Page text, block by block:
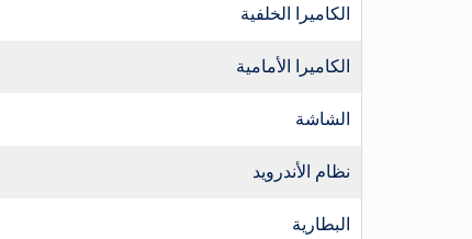
الكاميرا الخلفية
الكاميرا الأمامية
الشاشة
نظام الأندرويد
البطارية